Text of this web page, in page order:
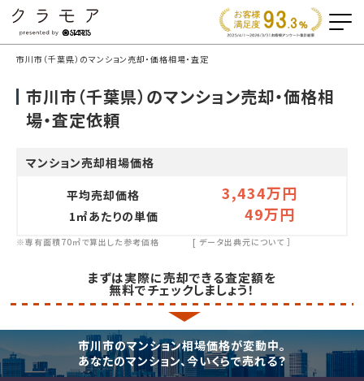
市川市（千葉県）のマンション売却・価格相場・査定
市川市（千葉県）のマンション売却・価格相
場・査定依頼
マンション売却相場価格
平均売却価格
3,434万円
1㎡あたりの単価 49万円
※専有面積70㎡で算出した参考価格 [ データ出典元について ］
まずは実際に売却できる査定額を
無料でチェックしましょう！
市川市のマンション相場価格が変動中。
あなたのマンション、今いくらで売れる？